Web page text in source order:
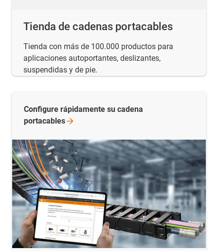
Tienda de cadenas portacables
Tienda con más de 100.000 productos para
aplicaciones autoportantes, deslizantes,
suspendidas y de pie.
Configure rápidamente su cadena
portacables